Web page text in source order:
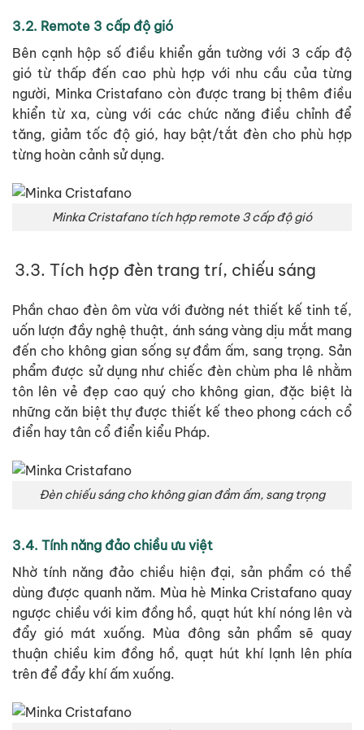
3.2. Remote 3 cấp độ gió
Bên cạnh hộp số điều khiển gắn tường với 3 cấp độ
gió từ thấp đến cao phù hợp với nhu cầu của từng
người, Minka Cristafano còn được trang bị thêm điều
khiển từ xa, cùng với các chức năng điều chỉnh để
tăng, giảm tốc độ gió, hay bật/tắt đèn cho phù hợp
từng hoàn cảnh sử dụng.
Minka Cristafano tích hợp remote 3 cấp độ gió
3.3. Tích hợp đèn trang trí, chiếu sáng
Phần chao đèn ôm vừa với đường nét thiết kế tinh tế,
uốn lượn đầy nghệ thuật, ánh sáng vàng dịu mắt mang
đến cho không gian sống sự đầm ấm, sang trọng. Sản
phẩm được sử dụng như chiếc đèn chùm pha lê nhằm
tôn lên vẻ đẹp cao quý cho không gian, đặc biệt là
những căn biệt thự được thiết kế theo phong cách cổ
điển hay tân cổ điển kiểu Pháp.
Đèn chiếu sáng cho không gian đầm ấm, sang trọng
3.4. Tính năng đảo chiều ưu việt
Nhờ tính năng đảo chiều hiện đại, sản phẩm có thể
dùng được quanh năm. Mùa hè Minka Cristafano quay
ngược chiều với kim đồng hồ, quạt hút khí nóng lên và
đẩy gió mát xuống. Mùa đông sản phẩm sẽ quay
thuận chiều kim đồng hồ, quạt hút khí lạnh lên phía
trên để đẩy khí ấm xuống.